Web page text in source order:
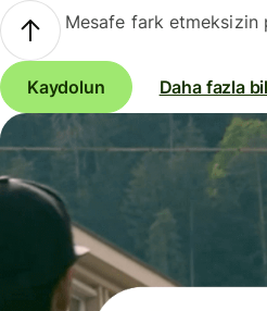
Mesafe fark etmeksizin
Kaydolun Daha fazla